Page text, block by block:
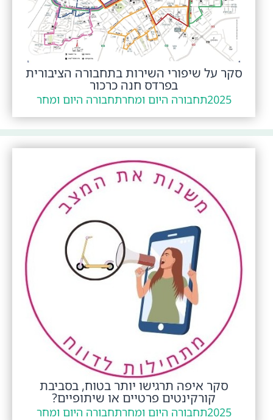
סקר על שיפורי השירות בתחבורה הציבורית
בפרדס חנה כרכור
2025תחבורה היום ומחרתחבורה היום ומחר
סקר איפה תרגישו יותר בטוח, בסביבת
קורקינטים פרטיים או שיתופיים?
2025תחבורה היום ומחרתחבורה היום ומחר